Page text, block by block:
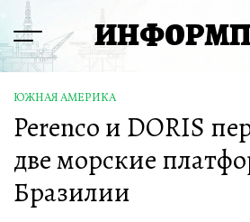
Перейти
содержимому
Menu
ОПУБЛИКОВАНО
В
ЮЖНАЯ АМЕРИКА
Perenco и DORIS
две морские
Бразилии